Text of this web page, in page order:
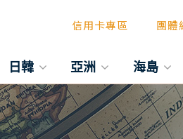
信用卡專區 團體
日韓 亞洲 海島